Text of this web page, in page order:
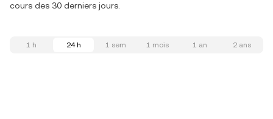
cours des 30 derniers jours.
1 h 24 h 1 sem 1 mois 1 an 2 ans